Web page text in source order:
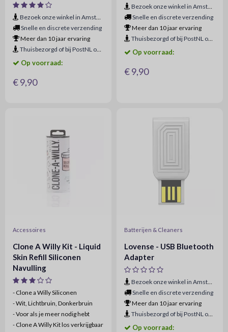
Bezoek onze winkel in Amsterdam
Snelle en discrete verzending
Meer dan 10 jaar ervaring
Thuisbezorgd of bij PostNL ophaalpunt
Op voorraad:
€ 9,90
Bezoek onze winkel in Amsterdam
Snelle en discrete verzending
Meer dan 10 jaar ervaring
Thuisbezorgd of bij PostNL ophaalpunt
Op voorraad:
€ 9,90
Accessoires
Clone A Willy Kit - Liquid
Skin Refill Siliconen
Navulling
- Clone a Willy Siliconen
-Wit, Lichtbruin, Donkerbruin
-Voor als je meer nodig hebt
- Clone A Willy Kit los verkrijgbaar
Batterijen & Cleaners
Lovense - USB Bluetooth
Adapter
Bezoek onze winkel in Amsterdam
Snelle en discrete verzending
Meer dan 10 jaar ervaring
Thuisbezorgd of bij PostNL ophaalpunt
Op voorraad: